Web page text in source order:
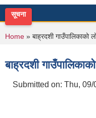
सूचना
You are here
Home » बाह्रदशी गाउँपालिकाको
बाह्रदशी
Submitted on: Thu, 09/